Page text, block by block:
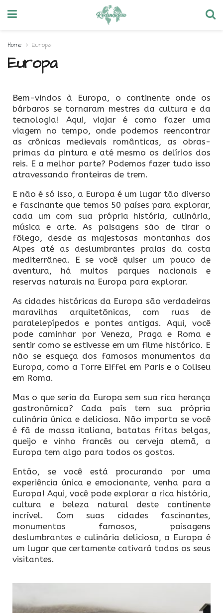
Home Europa
Europa
Bem-vindos à Europa, o continente onde os
bárbaros se tornaram mestres da cultura e da
tecnologia! Aqui, viajar é como fazer uma
viagem no tempo, onde podemos reencontrar
as crônicas medievais românticas, as obras-
primas da pintura e até mesmo os delírios dos
reis. E a melhor parte? Podemos fazer tudo isso
atravessando fronteiras de trem.
E não é só isso, a Europa é um lugar tão diverso
e fascinante que temos 50 países para explorar,
cada um com sua própria história, culinária,
música e arte. As paisagens são de tirar o
fôlego, desde as majestosas montanhas dos
Alpes até as deslumbrantes praias da costa
mediterrânea. E se você quiser um pouco de
aventura, há muitos parques nacionais e
reservas naturais na Europa para explorar.
As cidades históricas da Europa são verdadeiras
maravilhas arquitetônicas, com ruas de
paralelepípedos e pontes antigas. Aqui, você
pode caminhar por Veneza, Praga e Roma e
sentir como se estivesse em um filme histórico. E
não se esqueça dos famosos monumentos da
Europa, como a Torre Eiffel em Paris e o Coliseu
em Roma.
Mas o que seria da Europa sem sua rica herança
gastronômica? Cada país tem sua própria
culinária única e deliciosa. Não importa se você
é fã de massa italiana, batatas fritas belgas,
queijo e vinho francês ou cerveja alemã, a
Europa tem algo para todos os gostos.
Então, se você está procurando por uma
experiência única e emocionante, venha para a
Europa! Aqui, você pode explorar a rica história,
cultura e beleza natural deste continente
incrível. Com suas cidades fascinantes,
monumentos famosos, paisagens
deslumbrantes e culinária deliciosa, a Europa é
um lugar que certamente cativará todos os seus
visitantes.